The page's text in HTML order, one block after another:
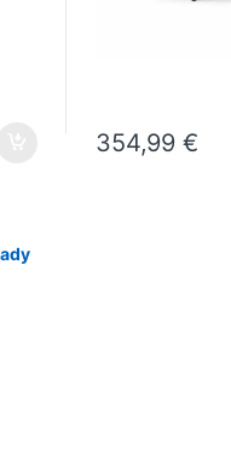
354,99€